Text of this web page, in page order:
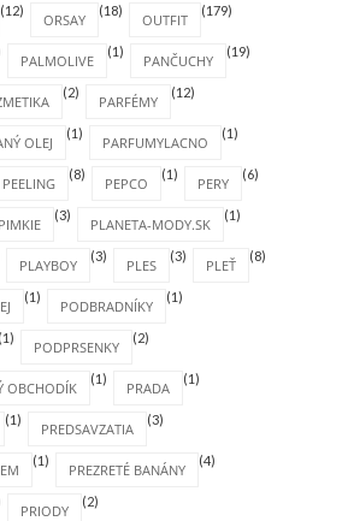
(12)
ORSAY
(18)
OUTFIT
(179)
PALMOLIVE
(1)
PANČUCHY
(19)
(2)
PARFÉMY
(12)
OLEJ
(1)
PARFUMYLACNO
(1)
PEELING
(8)
PEPCO
(1)
PERY
(6)
PIMKIE
(3)
PLANETA-MODY.SK
(1)
PLAYBOY
(3)
PLES
(3)
PLEŤ
(8)
(1)
PODBRADNÍKY
(1)
(1)
PODPRSENKY
(2)
OBCHODÍK
(1)
PRADA
(1)
(1)
PREDSAVZATIA
(3)
(1)
PREZRETÉ BANÁNY
(4)
PRIODY
(2)